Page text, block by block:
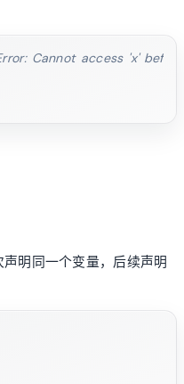
Cannot access 'x'
明同一个变量，后续声明